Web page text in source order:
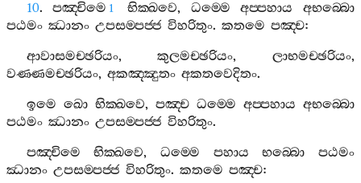
10.පඤ‍්චිමෙ 1 භික‍්ඛවෙ, ධම‍්මෙ අප‍්පහාය
අභබ‍්බො
පඨමං ඣානං උපසම‍්පජ‍්ජ විහරිතුං. කතමෙ පඤ‍්ච:
ආවාසමච‍්ඡරියං,කුලමච‍්ඡරියං, ලාභමච‍්ඡරියං,
වණ‍්ණමච‍්ඡරියං, අකඤ‍්ඤුතං අකතවෙදිතං.
ඉමෙ ඛො භික‍්ඛවෙ, පඤ‍්ච ධම‍්මෙ අප‍්පහාය අභබ‍්බො
පඨමං ඣානං උපසම‍්පජ‍්ජ විහරිතුං.
පඤ‍්චිමෙ
භික‍්ඛවෙ, ධම‍්මෙ පහාය භබ‍්බො
පඨමං
ඣානං උපසම‍්පජ‍්ජ විහරිතුං. කතමෙ පඤ‍්ච: